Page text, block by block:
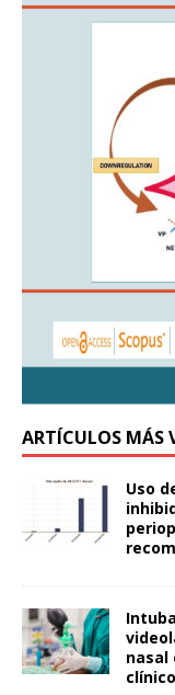
ARTÍCULOS MÁS
Uso
nasal
clínico